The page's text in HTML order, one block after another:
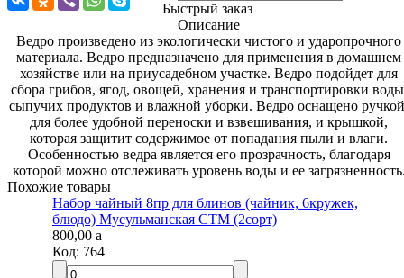
Быстрый заказ
Описание
Ведро произведено из экологически чистого и ударопрочного
материала. Ведро предназначено для применения в домашнем
хозяйстве или на приусадебном участке. Ведро подойдет для
сбора грибов, ягод, овощей, хранения и транспортировки воды,
сыпучих продуктов и влажной уборки. Ведро оснащено ручкой,
для более удобной переноски и взвешивания, и крышкой,
которая защитит содержимое от попадания пыли и влаги.
Особенностью ведра является его прозрачность, благодаря
которой можно отслеживать уровень воды и ее загрязненность.
Похожие товары
Набор чайный 8пр для блинов (чайник, 6кружек,
блюдо) Мусульманская СТМ (2сорт)
800,00a
Код:764